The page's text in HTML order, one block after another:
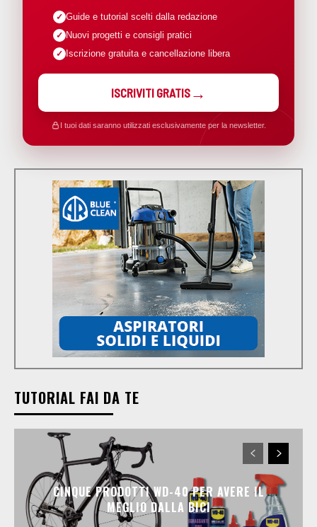
Guide e tutorial scelti dalla redazione
Nuovi progetti e consigli pratici
Iscrizione gratuita e cancellazione libera
ISCRIVITI GRATIS
I tuoi dati saranno utilizzati esclusivamente per la newsletter.
TUTORIAL FAI DA TE
CINQUE PRODOTTI WD-40 PER AVERE IL
MEGLIO DALLA BICI